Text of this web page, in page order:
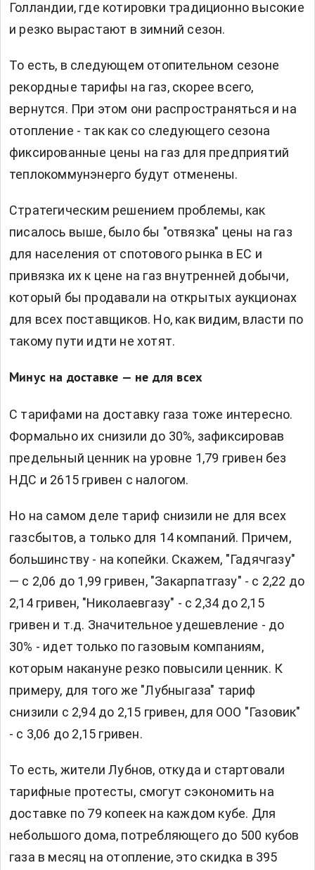
Голландии, где котировки традиционно высокие
и резко вырастают в зимний сезон.
То есть, в следующем отопительном сезоне
рекордные тарифы на газ, скорее всего,
вернутся. При этом они распространяться и на
отопление - так как со следующего сезона
фиксированные цены на газ для предприятий
теплокоммунэнерго будут отменены.
Стратегическим решением проблемы, как
писалось выше, было бы "отвязка" цены на газ
для населения от спотового рынка в ЕС и
привязка их к цене на газ внутренней добычи,
который бы продавали на открытых аукционах
для всех поставщиков. Но, как видим, власти по
такому пути идти не хотят.
Минус на доставке — не для всех
С тарифами на доставку газа тоже интересно.
Формально их снизили до 30%, зафиксировав
предельный ценник на уровне 1,79 гривен без
НДС и 2615 гривен с налогом.
Но на самом деле тариф снизили не для всех
газсбытов, а только для 14 компаний. Причем,
большинству - на копейки. Скажем, "Гадячгазу"
— с 2,06 до 1,99 гривен, "Закарпатгазу" - с 2,22 до
2,14 гривен, "Николаевгазу" - с 2,34 до 2,15
гривен и т.д. Значительное удешевление - до
30% - идет только по газовым компаниям,
которым накануне резко повысили ценник. К
примеру, для того же "Лубныгаза" тариф
снизили с 2,94 до 2,15 гривен, для ООО "Газовик"
- с 3,06 до 2,15 гривен.
То есть, жители Лубнов, откуда и стартовали
тарифные протесты, смогут сэкономить на
доставке по 79 копеек на каждом кубе. Для
небольшого дома, потребляющего до 500 кубов
газа в месяц на отопление, это скидка в 395